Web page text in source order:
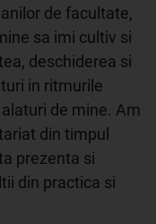
de facultate,
sa imi cultiv si
deschiderea si
in ritmurile
de mine. Am
din timpul
prezenta si
din practica si